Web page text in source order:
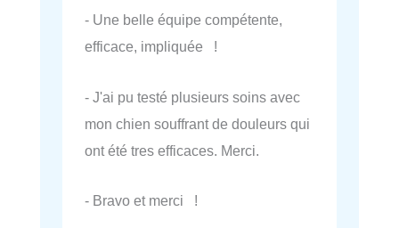
- Une belle équipe compétente,
efficace, impliquée !
- J'ai pu testé plusieurs soins avec
mon chien souffrant de douleurs qui
ont été tres efficaces. Merci.
- Bravo et merci !